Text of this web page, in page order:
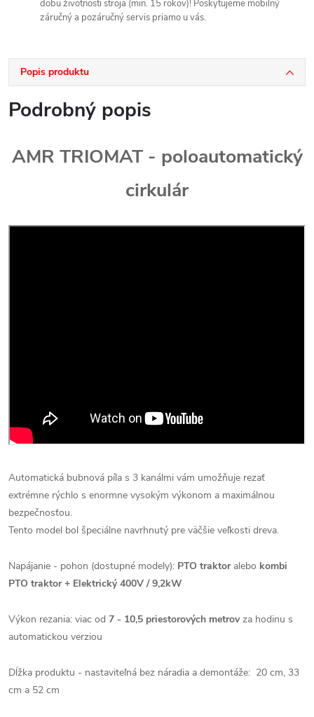
dobu životnosti stroja (min. 15 rokov)! Poskytujeme mobilný
záručný a pozáručný servis priamo u vás.
Popis produktu
Podrobný popis
AMR TRIOMAT - poloautomatický
cirkulár
Automatická bubnová píla s 3 kanálmi vám umožňuje rezať
extrémne rýchlo s enormne vysokým výkonom a maximálnou
bezpečnosťou.
Tento model bol špeciálne navrhnutý pre väčšie veľkosti dreva.
Napájanie - pohon (dostupné modely): PTO traktoralebo kombi
PTO traktor + Elektrický 400V / 9,2kW
Výkon rezania: viac od 7 - 10,5 priestorových metrovza hodinu s
automatickou verziou
Dĺžka produktu - nastaviteľná bez náradia a demontáže: 20 cm, 33
cm a 52 cm